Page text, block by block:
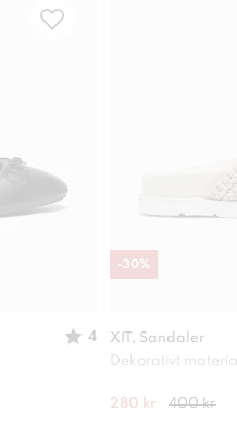
4
XIT, Sandaler
Dekorativt material
280 kr 400 kr
-30%